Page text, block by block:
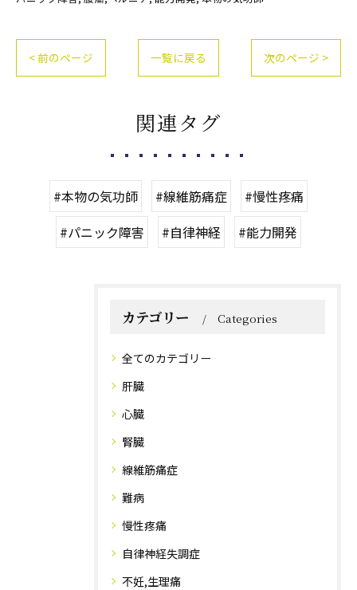
< 前のページ 一覧に戻る 次のページ >
関連タグ
#本物の気功師 #線維筋痛症
#慢性疼痛
#パニック障害
#自律神経 #能力開発
カテゴリー Categories
全てのカテゴリー
肝臓
心臓
腎臓
線維筋痛症
難病
慢性疼痛
自律神経失調症
不妊,生理痛